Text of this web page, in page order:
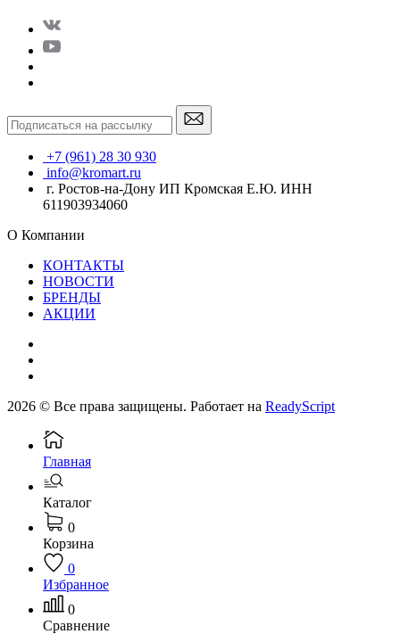
+7 (961) 28 30 930
info@kromart.ru
г. Ростов-на-Дону ИП Кромская Е.Ю. ИНН
611903934060
О Компании
КОНТАКТЫ
НОВОСТИ
БРЕНДЫ
АКЦИИ
2026 © Все права защищены. Работает на ReadyScript
Главная
Каталог
0
Корзина
0
Избранное
0
Сравнение